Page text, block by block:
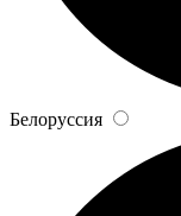
Белоруссия